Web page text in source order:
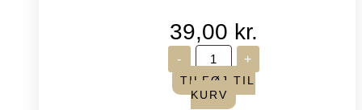
39,00 kr.
-
John
James
-
Perlenåle
Krumme
+
TILFØJ TIL
KURV